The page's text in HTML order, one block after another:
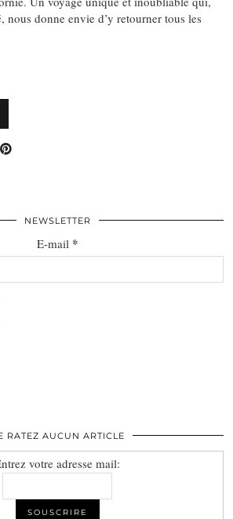
nous donne envie d’y retourner tous les
NEWSLETTER
E-mail *
RATEZ AUCUN ARTICLE
votre adresse mail: